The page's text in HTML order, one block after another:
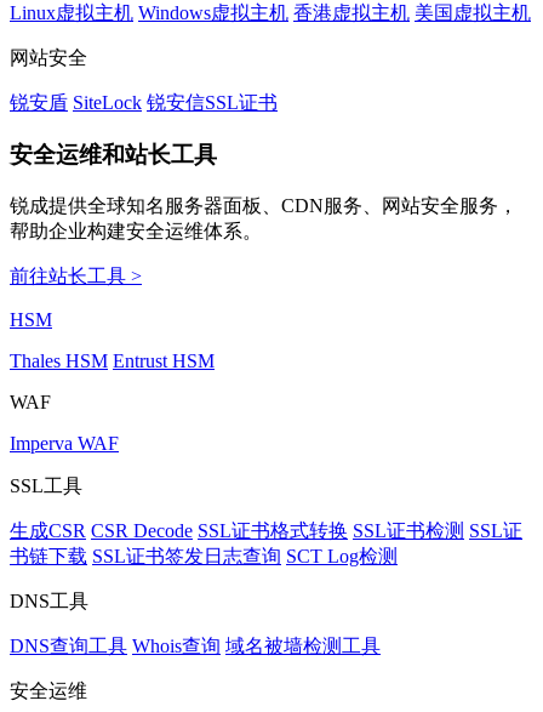
Linux虚拟主机 Windows虚拟主机 香港虚拟主机 美国虚拟主机
网站安全
锐安盾 SiteLock 锐安信SSL证书
安全运维和站长工具
锐成提供全球知名服务器面板、CDN服务、网站安全服务，
帮助企业构建安全运维体系。
前往站长工具 >
HSM
Thales HSM Entrust HSM
WAF
Imperva WAF
SSL工具
生成CSR CSR Decode SSL证书格式转换 SSL证书检测 SSL证
书链下载 SSL证书签发日志查询 SCT Log检测
DNS工具
DNS查询工具 Whois查询 域名被墙检测工具
安全运维